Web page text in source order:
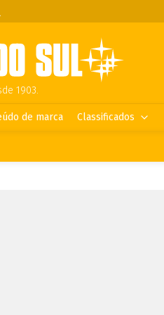
1903.
de marca Classificados